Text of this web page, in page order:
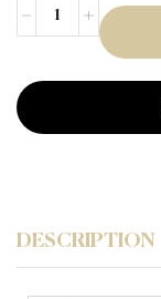
DESCRIPTION